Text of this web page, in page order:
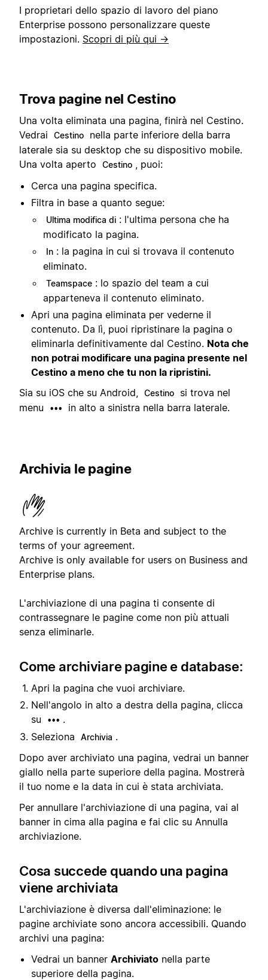
I proprietari dello spazio di lavoro del piano
Enterprise possono personalizzare queste
impostazioni. Scopri di più qui →
Trova pagine nel Cestino
Una volta eliminata una pagina, finirà nel Cestino.
Vedrai
Cestino
nella parte inferiore della barra
laterale sia su desktop che su dispositivo mobile.
Una volta aperto
Cestino , puoi:
Cerca una pagina specifica.
Filtra in base a quanto segue:
Ultima modifica di : l'ultima persona che ha
modificato la pagina.
In : la pagina in cui si trovava il contenuto
eliminato.
Teamspace : lo spazio del team a cui
apparteneva il contenuto eliminato.
Apri una pagina eliminata per vederne il
contenuto. Da lì, puoi ripristinare la pagina o
eliminarla definitivamente dal Cestino. Nota che
non potrai modificare una pagina presente nel
Cestino a meno che tu non la ripristini.
Sia su iOS che su Android, Cestino
si trova nel
menu
••• in alto a sinistra nella barra laterale.
Archivia le pagine
Archive is currently in Beta and subject to the
terms of your agreement.
Archive is only available for users on Business and
Enterprise plans.
L'archiviazione di una pagina ti consente di
contrassegnare le pagine come non più attuali
senza eliminarle.
Come archiviare pagine e database:
Apri la pagina che vuoi archiviare.
Nell'angolo in alto a destra della pagina, clicca
su
••• .
Seleziona
Archivia .
Dopo aver archiviato una pagina, vedrai un banner
giallo nella parte superiore della pagina. Mostrerà
il tuo nome e la data in cui è stata archiviata.
Per annullare l'archiviazione di una pagina, vai al
banner in cima alla pagina e fai clic su Annulla
archiviazione.
Cosa succede quando una pagina
viene archiviata
L'archiviazione è diversa dall'eliminazione: le
pagine archiviate sono ancora accessibili. Quando
archivi una pagina:
Vedrai un banner Archiviato nella parte
superiore della pagina.